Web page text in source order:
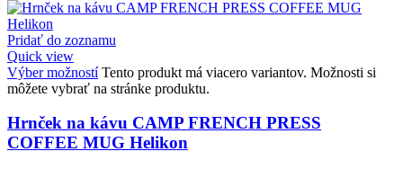
Pridať do zoznamu
Quick view
Výber možností Tento produkt má viacero variantov. Možnosti si
môžete vybrať na stránke produktu.
Hrnček na kávu CAMP FRENCH PRESS
COFFEE MUG Helikon